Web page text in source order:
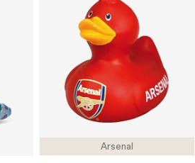
Arsenal